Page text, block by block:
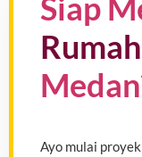
Siap
Ayo mulai